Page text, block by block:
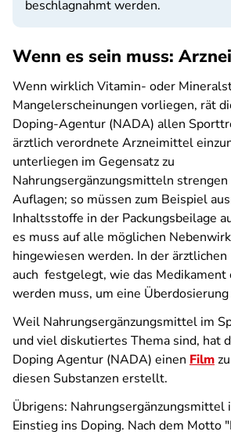
beschlagnahmt werden.
Wenn es sein muss:
Wenn wirklich Vitamin- oder
Mangelerscheinungen vorliegen, rät
Doping-Agentur (NADA) allen
ärztlich verordnete Arzneimittel
unterliegen im Gegensatz zu
Nahrungsergänzungsmitteln
Auflagen; so müssen zum Beispiel
Inhaltsstoffe in der Packungsbeilage
es muss auf alle möglichen
hingewiesen werden. In der
auch festgelegt, wie das Medikament
werden muss, um eine
Weil Nahrungs­ergänzungs­mittel im
und viel diskutiertes Thema sind, hat
Doping Agentur (NADA) einen Film
diesen Substanzen erstellt.
Übrigens: Nahrungs­ergänzungs­mittel
Einstieg ins Doping. Nach dem Motto